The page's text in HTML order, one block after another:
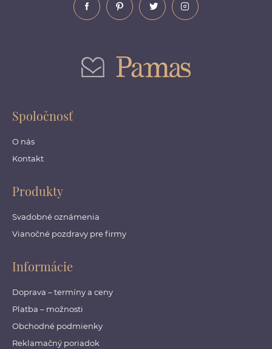
Spoločnosť
O nás
Kontakt
Produkty
Svadobné oznámenia
Vianočné pozdravy pre firmy
Informácie
Doprava – termíny a ceny
Platba – možnosti
Obchodné podmienky
Reklamačný poriadok